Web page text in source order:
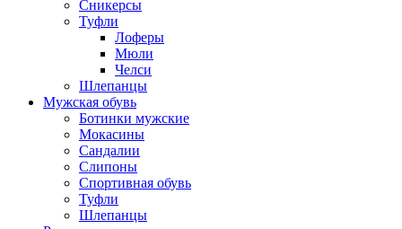
Сникерсы
Туфли
Лоферы
Мюли
Челси
Шлепанцы
Мужская обувь
Ботинки мужские
Мокасины
Сандалии
Слипоны
Спортивная обувь
Туфли
Шлепанцы